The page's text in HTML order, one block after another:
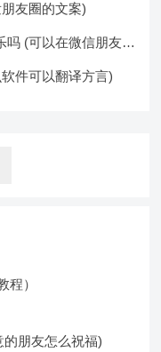
友圈的文案)
吗 (可以在微信朋友圈
件可以翻译方言)
程）
朋友怎么祝福)